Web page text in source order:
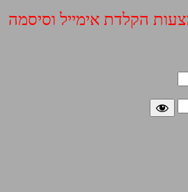
הקלדת אימייל וסיסמה